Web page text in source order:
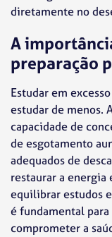
diretamente no
A
preparação
Estudar em
estudar de menos.
capacidade de
de esgotamento
adequados de
restaurar a energia
equilibrar estudos
é fundamental
comprometer a